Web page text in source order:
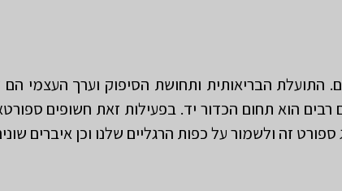
התועלת הבריאותית ותחושת הסיפוק וערך העצמי
הוא תחום הכדור יד. בפעילות זאת חשופים
זה ולשמור על כפות הרגליים שלנו וכן איברים